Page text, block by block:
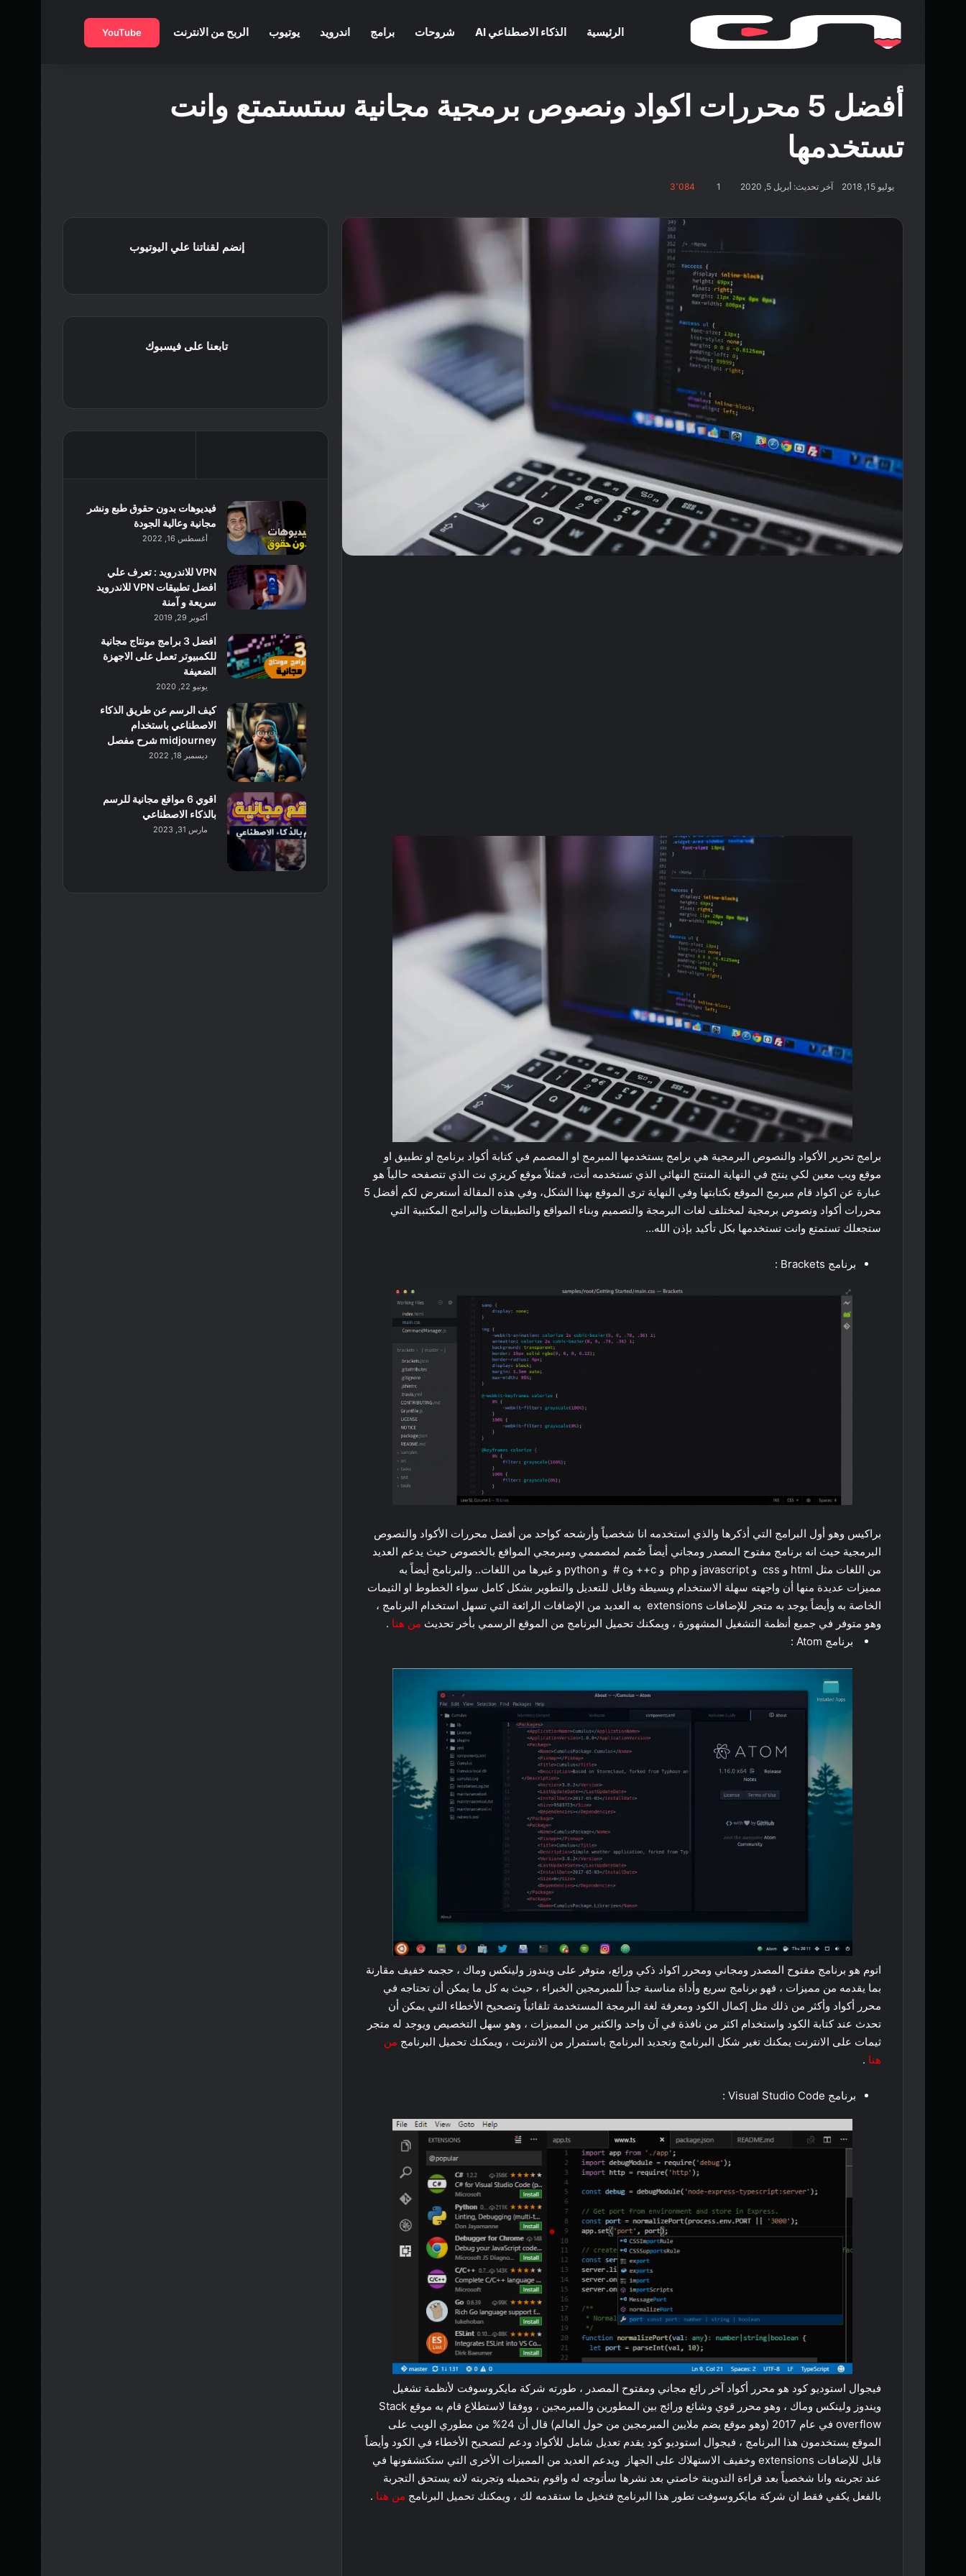
الرئيسية الذكاء الاصطناعي AI شروحات برامج اندرويد يوتيوب الربح من الانترنت YouTube
أفضل 5 محررات اكواد ونصوص برمجية مجانية ستستمتع وانت
تستخدمها
يوليو 15, 2018 آخر تحديث: أبريل 5, 2020 1 3٬084
برامج تحرير الأكواد والنصوص البرمجية هي برامج يستخدمها المبرمج او المصمم في كتابة أكواد برنامج او تطبيق او
موقع ويب معين لكي ينتج في النهاية المنتج النهائي الذي تستخدمه أنت، فمثلاً موقع كريزي نت الذي تتصفحه حالياً هو
عبارة عن اكواد قام مبرمج الموقع بكتابتها وفي النهاية ترى الموقع بهذا الشكل، وفي هذه المقالة أستعرض لكم أفضل 5
محررات أكواد ونصوص برمجية لمختلف لغات البرمجة والتصميم وبناء المواقع والتطبيقات والبرامج المكتبية التي
ستجعلك تستمتع وانت تستخدمها بكل تأكيد بإذن الله…
برنامج Brackets :
براكيس وهو أول البرامج التي أذكرها والذي استخدمه انا شخصياً وأرشحه كواحد من أفضل محررات الأكواد والنصوص
البرمجية حيث انه برنامج مفتوح المصدر ومجاني أيضاً صُمم لمصممي ومبرمجي المواقع بالخصوص حيث يدعم العديد
من اللغات مثل html و css و javascript و php و c++ وc # و python و غيرها من اللغات.. والبرنامج أيضاً به
مميزات عديدة منها أن واجهته سهلة الاستخدام وبسيطة وقابل للتعديل والتطوير بشكل كامل سواء الخطوط او الثيمات
الخاصة به وأيضاً يوجد به متجر للإضافات extensions به العديد من الإضافات الرائعة التي تسهل استخدام البرنامج ،
وهو متوفر في جميع أنظمة التشغيل المشهورة ، ويمكنك تحميل البرنامج من الموقع الرسمي بأخر تحديث من هنا .
برنامج Atom :
اتوم هو برنامج مفتوح المصدر ومجاني ومحرر اكواد ذكي ورائع، متوفر على ويندوز ولينكس وماك ، حجمه خفيف مقارنة
بما يقدمه من مميزات ، فهو برنامج سريع وأداة مناسبة جداً للمبرمجين الخبراء ، حيث به كل ما يمكن أن تحتاجه في
محرر أكواد وأكثر من ذلك مثل إكمال الكود ومعرفة لغة البرمجة المستخدمة تلقائياً وتصحيح الأخطاء التي يمكن أن
تحدث عند كتابة الكود واستخدام اكثر من نافذة في آن واحد والكثير من المميزات ، وهو سهل التخصيص ويوجد له متجر
ثيمات على الانترنت يمكنك تغير شكل البرنامج وتجديد البرنامج باستمرار من الانترنت ، ويمكنك تحميل البرنامج من
هنا .
برنامج Visual Studio Code :
فيجوال استوديو كود هو محرر أكواد آخر رائع مجاني ومفتوح المصدر ، طورته شركة مايكروسوفت لأنظمة تشغيل
ويندوز ولينكس وماك ، وهو محرر قوي وشائع ورائج بين المطورين والمبرمجين ، ووفقا لاستطلاع قام به موقع Stack
overflow في عام 2017 (وهو موقع يضم ملايين المبرمجين من حول العالم) قال أن 24% من مطوري الويب على
الموقع يستخدمون هذا البرنامج ، فيجوال استوديو كود يقدم تعديل شامل للأكواد ودعم لتصحيح الأخطاء في الكود وأيضاً
قابل للإضافات extensions وخفيف الاستهلاك على الجهاز ويدعم العديد من المميزات الأخرى التي ستكتشفونها في
عند تجربته وانا شخصياً بعد قراءة التدوينة خاصتي بعد نشرها سأتوجه له واقوم بتحميله وتجربته لانه يستحق التجربة
بالفعل يكفي فقط ان شركة مايكروسوفت تطور هذا البرنامج فتخيل ما ستقدمه لك ، ويمكنك تحميل البرنامج من هنا .
إنضم لقناتنا علي اليوتيوب
تابعنا على فيسبوك
فيديوهات بدون حقوق طبع ونشر
مجانية وعالية الجودة
أغسطس 16, 2022
VPN للاندرويد : تعرف علي
افضل تطبيقات VPN للاندرويد
سريعة و آمنة
أكتوبر 29, 2019
افضل 3 برامج مونتاج مجانية
للكمبيوتر تعمل على الاجهزة
الضعيفة
يونيو 22, 2020
كيف الرسم عن طريق الذكاء
الاصطناعي باستخدام
midjourney شرح مفصل
ديسمبر 18, 2022
اقوي 6 مواقع مجانية للرسم
بالذكاء الاصطناعي
مارس 31, 2023